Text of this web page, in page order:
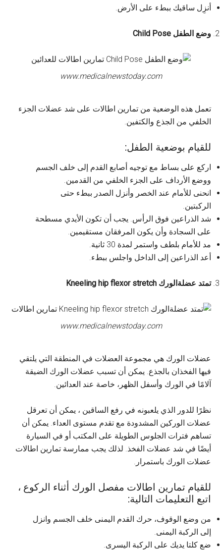
أنزِل ساقيك ببطء على الأرض.
وضع الطفل Child Pose
www.medicalnewstoday.com
تعمل هذه الوضعية من تمارين اطالات على شد عضلات الجزء
الخلفي من الجذع والكتفين.
للقيام بوضعية الطفل:
اركع على بساط مع توجيه أصابع القدم إلى خلف الجسم
ووضع الأرداف على الجزء الخلفي من القدمين.
انحنى للأمام عند الخصر وأنزل الصدر ببطء حتى
الركبتين.
شد الذراعين فوق الرأس. يجب أن تكون الأيدي مسطحة
على السجادة وأن يكون المرفقان مستقيمين.
مد للأمام بلطف واستمر لمدة 30 ثانية.
أعد الذراعين إلى الداخل واجلس ببطء.
تمتد عضلةالورك Kneeling hip flexor stretch
www.medicalnewstoday.com
عضلات الورك هي مجموعة العضلات في المنطقة التي يلتقي
فيها الفخذان بالجذع. يمكن أن تسبب عضلات الورك الضيقة
آلامًا في الورك وأسفل الظهر، خاصة عند العدائين.
نظرًا للدور الذي يلعبونه في رفع الساقين ، يمكن أن تعرقل
عضلات الوركين المشدودة مع تقدم مستوى العداء. يمكن أن
تساهم فترات الجلوس الطويلة على المكتب أو في السيارة
أيضًا في شد عضلات الفخذ. لذلك يجب ممارسة تمارين اطالات
عضلات الورك باستمرار.
للقيام تمارين اطالات مفصل الورك أثناء الركوع ،
اتبع التعليمات التالية:
من وضع الوقوف، حرك القدم اليمنى خلف الجسم وانزل
إلى الركبة اليمنى.
ضع كلتا يديك على الركبة اليسرى.